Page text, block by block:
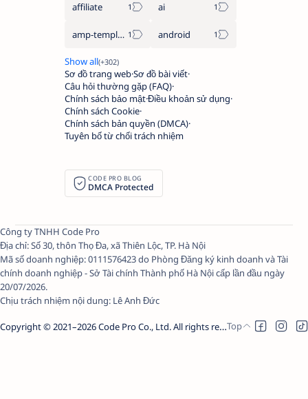
affiliate ai
amp-template android
Sơ đồ trang webSơ đồ bài viết
Câu hỏi thường gặp (FAQ)
Chính sách bảo mậtĐiều khoản sử dụng
Chính sách Cookie
Chính sách bản quyền (DMCA)
Tuyên bố từ chối trách nhiệm
CODE PRO BLOG
DMCA Protected
Công ty TNHH Code Pro
Địa chỉ: Số 30, thôn Thọ Đa, xã Thiên Lộc, TP. Hà Nội
Mã số doanh nghiệp: 0111576423 do Phòng Đăng ký kinh doanh và Tài
chính doanh nghiệp - Sở Tài chính Thành phố Hà Nội cấp lần đầu ngày
20/07/2026.
Chịu trách nhiệm nội dung: Lê Anh Đức
Copyright © 2021–2026Code Pro Co., Ltd.All rights reserved.